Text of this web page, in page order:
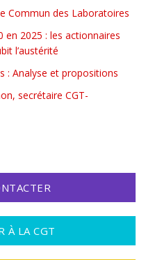
Commun des Laboratoires
en 2025 : les actionnaires
l’austérité
: Analyse et propositions
secrétaire CGT-
À LA CGT